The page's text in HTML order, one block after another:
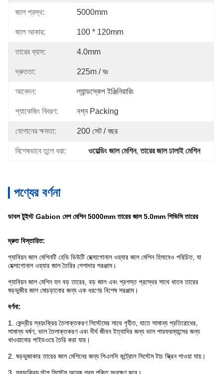
জাল প্রস্থ: 5000mm
জাল আকার: 100 * 120mm
তারের ব্যাস: 4.0mm
দ্রুততা: 225m / ঘঃ
আবেদন: ল্যান্ডস্কেপ ইঞ্জিনিয়ারিং
প্যাকেজিং বিবরণ: নগ্ন Packing
যোগানের ক্ষমতা: 200 সেট / বছর
বিশেষভাবে তুলে ধরা: ওয়েল্ডিং জাল মেশিন, তারের জাল ঢালাই মেশিন
পণ্যের বর্ণনা
ডাবল টুইস্ট Gabion মেশ মেশিন 5000mm তারের জাল 5.0mm পিভিসি তারের
দ্রুত বিস্তারিত:
গ্যাবিয়ন জাল মেশিনটি হেভি ডিউটি ​​হেক্সাগোনাল ওয়্যার জাল মেশিন হিসাবেও পরিচিত, যা
হেক্সাগোনাল ওয়্যার জাল তৈরির পেশাদার সরঞ্জাম।
গ্যাবিয়ন জাল মেশিন হল বড় তারের, বড় জাল এবং প্রশস্ত প্রস্থের সাথে ধাতব তারের
ষড়ভুজীয় জাল মোচড়ানোর জন্য এক ধরণের বিশেষ সরঞ্জাম।
বর্ণনা:
1. কেন্দ্রীয় স্বয়ংক্রিয় তৈলাক্তকরণ সিস্টেমের সাথে গৃহীত, যাতে সামান্য প্রতিরোধের,
সামান্য ঘর্ষণ, ভাল তৈলাক্তকরণ এবং দীর্ঘ জীবন ইত্যাদির জন্য ভাল পারফরম্যান্সের জন্য
খাওয়ানোর গাইডওয়ে তৈরি করা যায়।
2. ষড়ভুজাকার তারের জাল মেশিনের জন্য পিএলসি কন্ট্রোল সিস্টেম টাচ স্ক্রিন পাওয়া যায়।